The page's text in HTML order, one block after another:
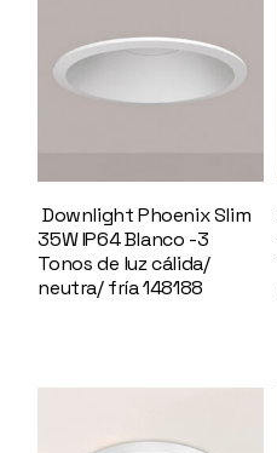
Downlight Phoenix Slim
35W IP64 Blanco -3
Tonos de luz cálida/
neutra/ fría 148188